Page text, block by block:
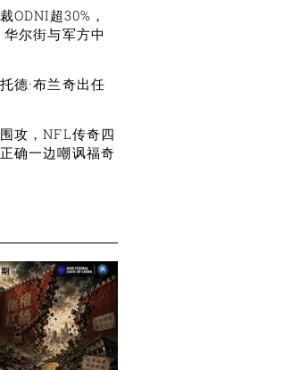
ODNI超30%，
尔街与军方中
德·布兰奇出任
攻，NFL传奇四
确一边嘲讽福奇